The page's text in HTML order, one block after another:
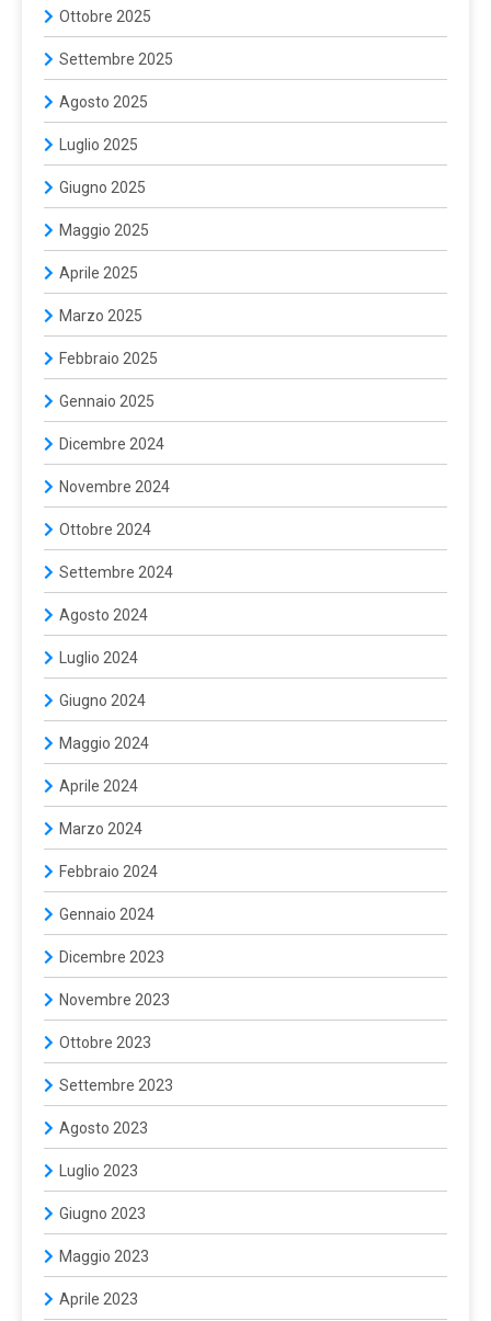
Ottobre 2025
Settembre 2025
Agosto 2025
Luglio 2025
Giugno 2025
Maggio 2025
Aprile 2025
Marzo 2025
Febbraio 2025
Gennaio 2025
Dicembre 2024
Novembre 2024
Ottobre 2024
Settembre 2024
Agosto 2024
Luglio 2024
Giugno 2024
Maggio 2024
Aprile 2024
Marzo 2024
Febbraio 2024
Gennaio 2024
Dicembre 2023
Novembre 2023
Ottobre 2023
Settembre 2023
Agosto 2023
Luglio 2023
Giugno 2023
Maggio 2023
Aprile 2023